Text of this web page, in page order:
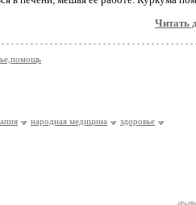
Читать
народная медицина здоровье